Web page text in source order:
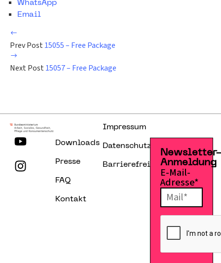
WhatsApp
Email
Prev Post 15055 – Free Package
Next Post 15057 – Free Package
Downloads
Presse
FAQ
Kontakt
Impressum
Datenschutzerklärung
Barrierefreiheitserklärung
Anmeldung
E-Mail-
Adresse*